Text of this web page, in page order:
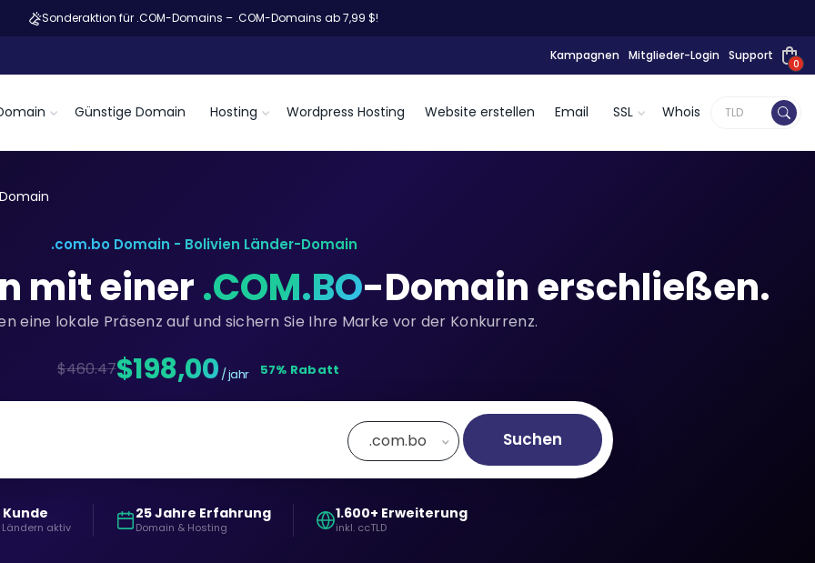
Sonderaktion für .COM-Domains – .COM-Domains ab 7,99 $!
Kampagnen Mitglieder-Login Support
0
Günstige Domain Hosting Wordpress Hosting Website erstellen Email SSL Whois
.com.bo Domain - Bolivien Länder-Domain
mit einer.COM.BO-Domain erschließen.
eine lokale Präsenz auf und sichern Sie Ihre Marke vor der Konkurrenz.
$460.47$198,00 / jahr 57% Rabatt
.com.bo Suchen
Kunde
aktiv
25 Jahre Erfahrung
Domain & Hosting
1.600+ Erweiterung
inkl. ccTLD